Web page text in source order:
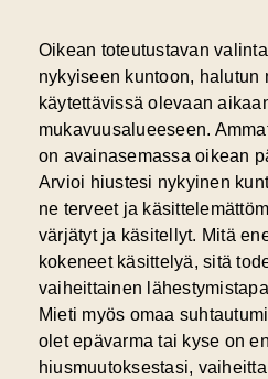
Oikean toteutustavan valinta
nykyiseen kuntoon, halutun
käytettävissä olevaan
mukavuusalueeseen.
on avainasemassa oikean
Arvioi hiustesi nykyinen
ne terveet ja
värjätyt ja käsitellyt. Mitä
kokeneet käsittelyä, sitä
vaiheittainen
Mieti myös omaa
olet epävarma tai kyse on
hiusmuutoksestasi,